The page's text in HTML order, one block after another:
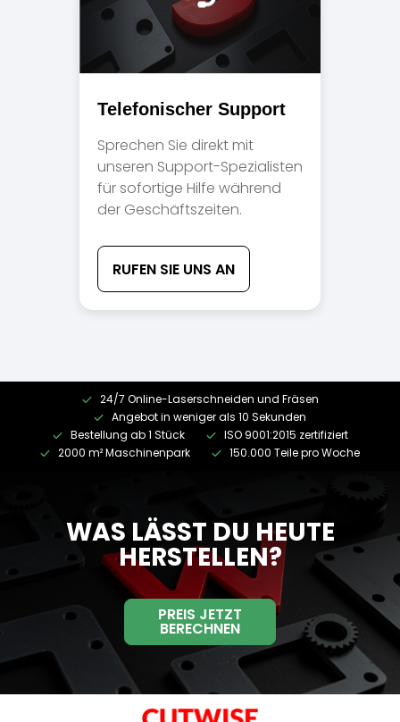
Telefonischer Support
Sprechen Sie direkt mit
unseren Support-Spezialisten
für sofortige Hilfe während
der Geschäftszeiten.
RUFEN SIE UNS AN
24/7 Online-Laserschneiden und Fräsen
Angebot in weniger als 10 Sekunden
Bestellung ab 1 Stück
ISO 9001:2015 zertifiziert
2000 m² Maschinenpark
150.000 Teile pro Woche
WAS LÄSST DU HEUTE
HERSTELLEN?
PREIS JETZT
BERECHNEN